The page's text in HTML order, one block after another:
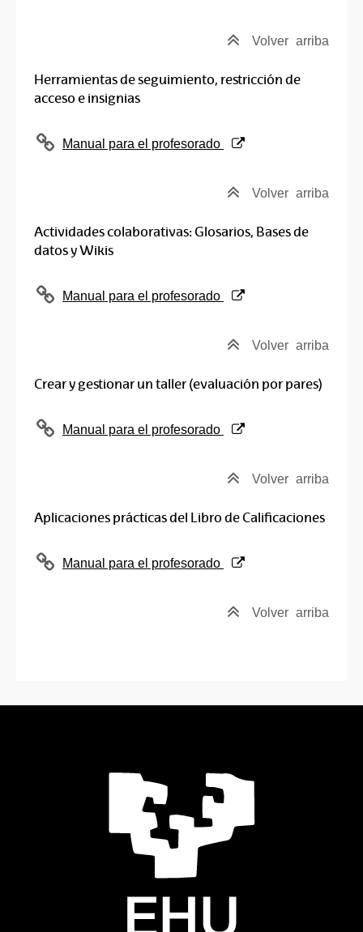
Volver arriba
Herramientas de seguimiento, restricción de
acceso e insignias
(Abre una nueva ventana)
Manual para el profesorado
Volver arriba
Actividades colaborativas: Glosarios, Bases de
datos y Wikis
(Abre una nueva ventana)
Manual para el profesorado
Volver arriba
Crear y gestionar un taller (evaluación por pares)
(Abre una nueva ventana)
Manual para el profesorado
Volver arriba
Aplicaciones prácticas del Libro de Calificaciones
(Abre una nueva ventana)
Manual para el profesorado
Volver arriba